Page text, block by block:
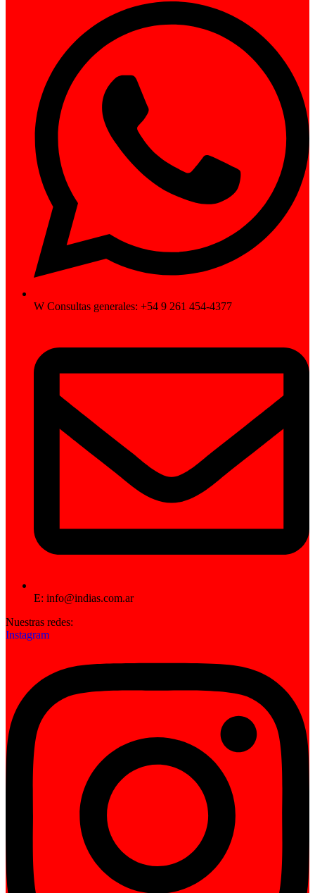
W Consultas generales: +54 9 261 454-4377
E: info@indias.com.ar
Nuestras redes:
Instagram